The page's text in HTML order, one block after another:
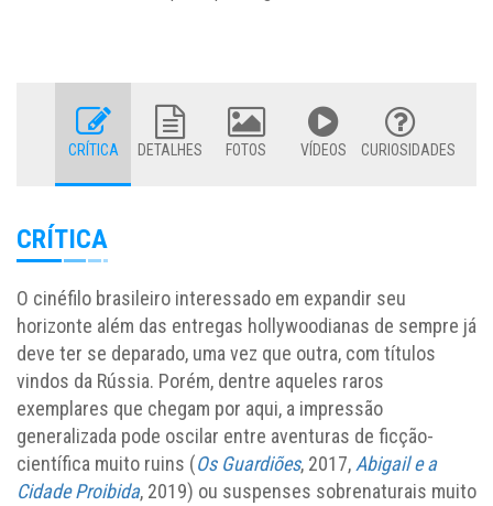
CRÍTICA DETALHES FOTOS VÍDEOS CURIOSIDADES
CRÍTICA
O cinéfilo brasileiro interessado em expandir seu
horizonte além das entregas hollywoodianas de sempre já
deve ter se deparado, uma vez que outra, com títulos
vindos da Rússia. Porém, dentre aqueles raros
exemplares que chegam por aqui, a impressão
generalizada pode oscilar entre aventuras de ficção-
científica muito ruins (Os Guardiões, 2017, Abigail e a
Cidade Proibida, 2019) ou suspenses sobrenaturais muito